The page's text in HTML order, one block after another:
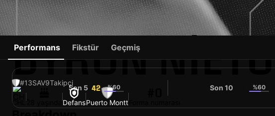
BYRON NIETO
#13SAV9Takipçi
CHL DefansPuerto Montt
Performans Fikstür Geçmiş
Son 5 42 %60 Son 10 %60